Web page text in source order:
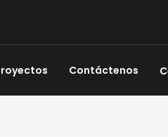
Contáctenos